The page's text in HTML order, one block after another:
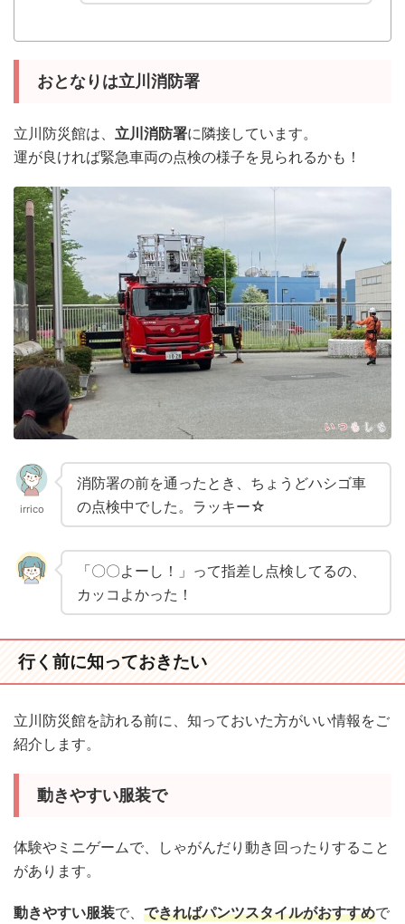
おとなりは立川消防署
立川防災館は、 立川消防署に隣接しています。
運が良ければ緊急車両の点検の様子を見られるかも！
irrico
消防署の前を通ったとき、ちょうどハシゴ車
の点検中でした。ラッキー☆
「〇〇よーし！」って指差し点検してるの、
カッコよかった！
行く前に知っておきたい
立川防災館を訪れる前に、知っておいた方がいい情報をご
紹介します。
動きやすい服装で
体験やミニゲームで、しゃがんだり動き回ったりすること
があります。
動きやすい服装で、 できればパンツスタイルがおすすめで